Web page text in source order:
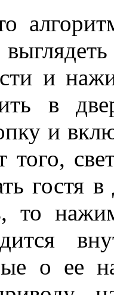
и
в
и
того,
гостя
то
о ее